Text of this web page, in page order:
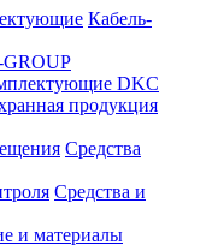
Кабель-
GROUP
DKC
продукция
Средства
Средства и